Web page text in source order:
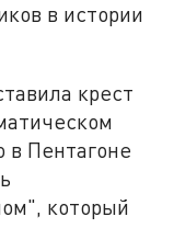
в истории
крест
в Пентагоне
который